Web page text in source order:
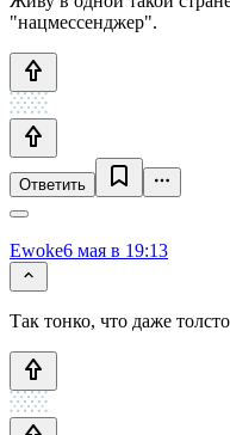
"нацмессенджер".
Ответить
Ewoke6 мая в 19:13
Так тонко, что даже